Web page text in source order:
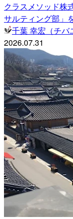
クラスメソッド株
サルティング部」
千葉 幸宏（チバ
2026.07.31